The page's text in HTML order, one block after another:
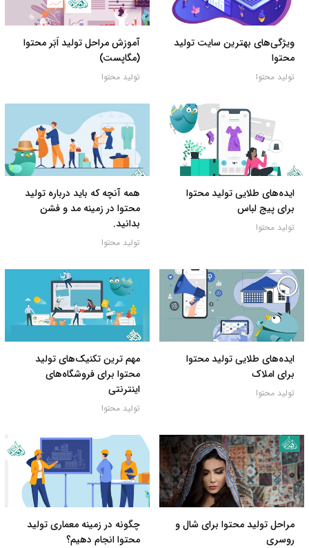
ویژگی‌های بهترین سایت تولید
محتوا
تولید محتوا
آموزش مراحل تولید اَبَر محتوا
(مگاپست)
تولید محتوا
ایده‌های طلایی تولید محتوا
برای پیج لباس
تولید محتوا
همه آنچه که باید درباره تولید
محتوا در زمینه مد و فشن
بدانید.
تولید محتوا
ایده‌های طلایی تولید محتوا
برای املاک
تولید محتوا
مهم ترین تکنیک‌های تولید
محتوا برای فروشگاه‌های
اینترنتی
تولید محتوا
مراحل تولید محتوا برای شال و
روسری
چگونه در زمینه معماری تولید
محتوا انجام دهیم؟